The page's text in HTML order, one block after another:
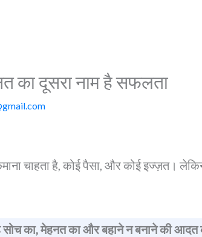
का दूसरा नाम है सफलता
चाहता है, कोई पैसा, और कोई इज्ज़त।
सोच का, मेहनत का और बहाने न बनाने की आदत